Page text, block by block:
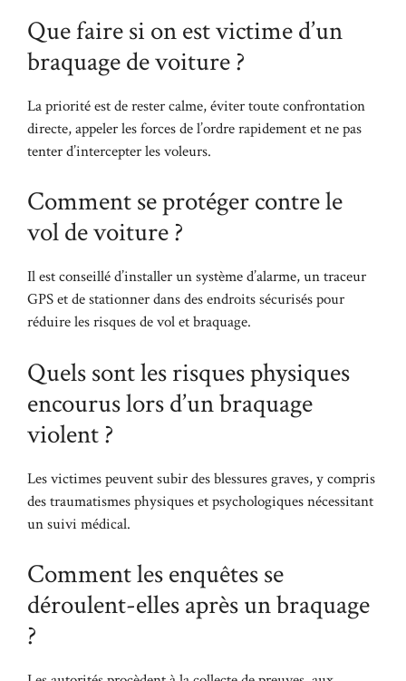
Que faire si on est victime d’un
braquage de voiture ?
La priorité est de rester calme, éviter toute confrontation
directe, appeler les forces de l’ordre rapidement et ne pas
tenter d’intercepter les voleurs.
Comment se protéger contre le
vol de voiture ?
Il est conseillé d’installer un système d’alarme, un traceur
GPS et de stationner dans des endroits sécurisés pour
réduire les risques de vol et braquage.
Quels sont les risques physiques
encourus lors d’un braquage
violent ?
Les victimes peuvent subir des blessures graves, y compris
des traumatismes physiques et psychologiques nécessitant
un suivi médical.
Comment les enquêtes se
déroulent-elles après un braquage
?